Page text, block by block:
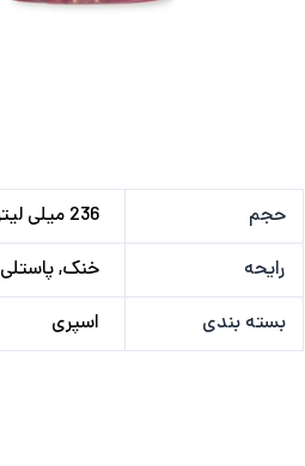
حجم
236 میلی لیتر
رایحه
خنک, پاستلی
بسته بندی
اسپری